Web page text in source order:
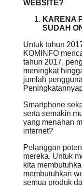
WEBSITE?
KARENA
SUDAH
Untuk tahun
KOMINFO
tahun 2017,
meningkat
jumlah
Smartphone
serta semakin
yang menahan
internet?
Pelanggan
mereka. Untuk
kita
membutuhkan
semua produk